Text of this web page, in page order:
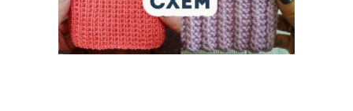
Узоры для шапок
Узоры для детских
шапок